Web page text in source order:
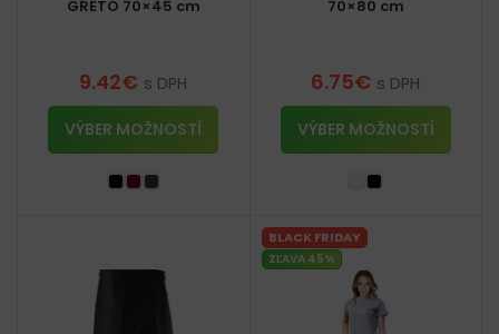
GRETO 70×45 cm
9.42€ s DPH
VÝBER MOŽNOSTÍ
70×80 cm
6.75€ s DPH
VÝBER MOŽNOSTÍ
BLACK FRIDAY
ZĽAVA 45%